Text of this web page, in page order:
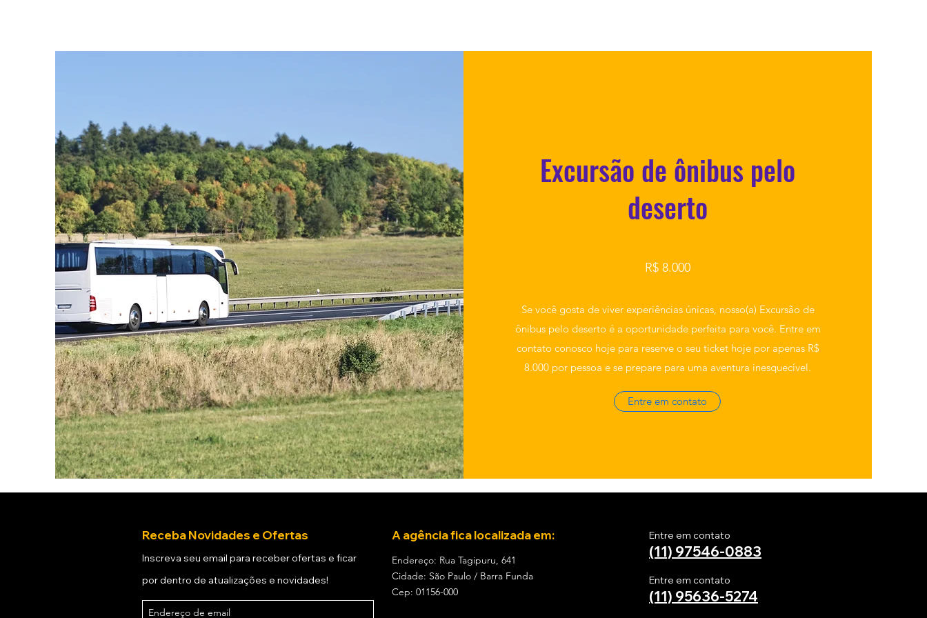
Excursão de ônibus pelo
deserto
R$ 8.000
Se você gosta de viver experiências únicas, nosso(a) Excursão de
ônibus pelo deserto é a oportunidade perfeita para você. Entre em
contato conosco hoje para reserve o seu ticket hoje por apenas R$
8.000 por pessoa e se prepare para uma aventura inesquecível.
Entre em contato
Receba Novidades e Ofertas
Inscreva seu email para receber ofertas e ficar
por dentro de atualizações e novidades!
A agência fica localizada em:
Endereço: Rua Tagipuru, 641
Cidade: São Paulo / Barra Funda
Cep: 01156-000
Entre em contato
(11) 97546-0883
Entre em contato
(11) 95636-5274